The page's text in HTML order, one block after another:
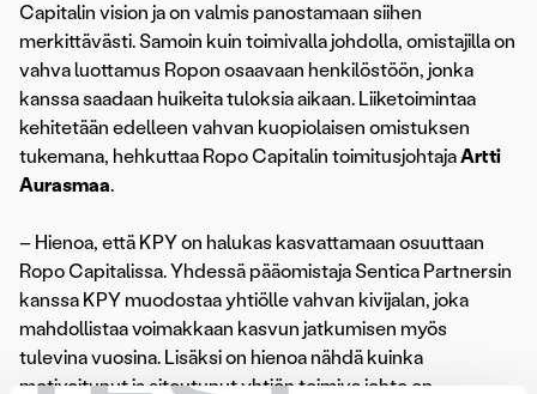
Capitalin vision ja on valmis panostamaan siihen
merkittävästi. Samoin kuin toimivalla johdolla, omistajilla on
vahva luottamus Ropon osaavaan henkilöstöön, jonka
kanssa saadaan huikeita tuloksia aikaan. Liiketoimintaa
kehitetään edelleen vahvan kuopiolaisen omistuksen
tukemana, hehkuttaa Ropo Capitalin toimitusjohtajaArtti
Aurasmaa.
– Hienoa, että KPY on halukas kasvattamaan osuuttaan
Ropo Capitalissa. Yhdessä pääomistaja Sentica Partnersin
kanssa KPY muodostaa yhtiölle vahvan kivijalan, joka
mahdollistaa voimakkaan kasvun jatkumisen myös
tulevina vuosina. Lisäksi on hienoa nähdä kuinka
motivoitunut ja sitoutunut yhtiön toimiva johto on